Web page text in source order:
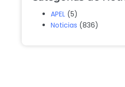
APEL (5)
Noticias (836)